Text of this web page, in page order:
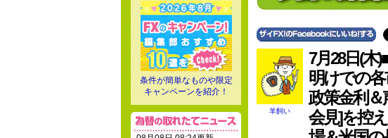
羊飼い
7月28日(木
明けでの
政策金利＆
会見]を控
条件が簡単なものや限定
キャンペーンを紹介！